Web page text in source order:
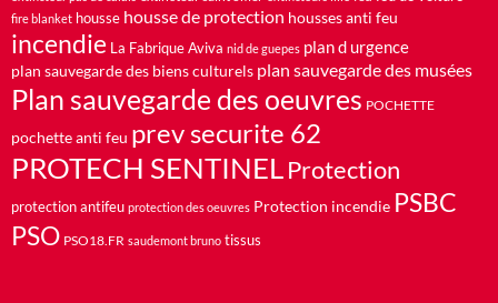
fire blanket housse housse de protection housses anti feu
incendie La Fabrique Aviva nid de guepes plan d urgence
plan sauvegarde des biens culturels plan sauvegarde des musées
Plan sauvegarde des oeuvres POCHETTE
pochette anti feu prev securite 62
PROTECH SENTINELProtection
protection antifeu protection des oeuvres Protection incendie PSBC
PSO PSO18.FR saudemont bruno tissus